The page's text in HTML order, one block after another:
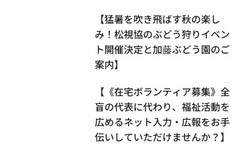
【​猛暑を吹き飛ばす秋の楽し
み！松視協のぶどう狩りイベン
ト開催決定と加藤ぶどう園のご
案内】
【《在宅ボランティア募集》全
盲の代表に代わり、福祉活動を
広めるネット入力・広報をお手
伝いしていただけませんか？】